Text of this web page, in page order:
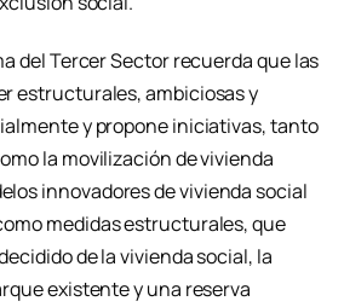
del Tercer Sector recuerda que las
estructurales, ambiciosas y
y propone iniciativas, tanto
la movilización de vivienda
innovadores de vivienda social
medidas estructurales, que
de la vivienda social, la
existente y una reserva